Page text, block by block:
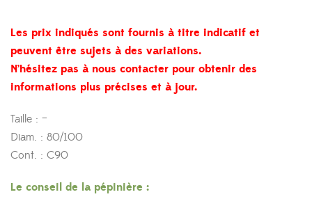
Les prix indiqués sont fournis à titre indicatif et
peuvent être sujets à des variations.
N’hésitez pas à nous contacter pour obtenir des
informations plus précises et à jour.
Taille : –
Diam. : 80/100
Cont. : C90
Le conseil de la pépinière :